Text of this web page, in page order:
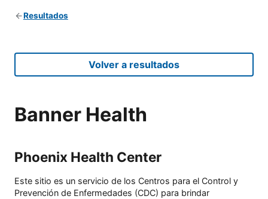
Resultados
Volver a resultados
Banner Health
Phoenix Health Center
Este sitio es un servicio de los Centros para el Control y
Prevención de Enfermedades (CDC) para brindar